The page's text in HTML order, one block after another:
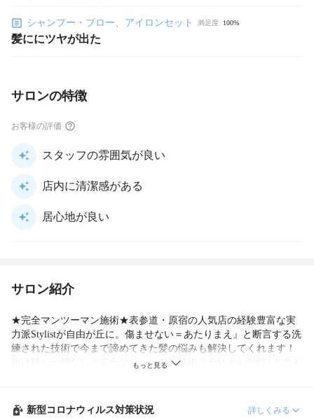
シャンプー・ブロー、アイロンセット 満足度 100%
髪ににツヤが出た
サロンの特徴
お客様の評価
スタッフの雰囲気が良い
店内に清潔感がある
居心地が良い
サロン紹介
★完全マンツーマン施術★表参道・原宿の人気店の経験豊富な実
力派Stylistが自由が丘に。傷ませない＝あたりまえ』と断言する洗
練された技術で今まで諦めてきた髪の悩みも解決してくれます！
掛け持ち一切なしの完全マンツーマン施術☆全Stylist10年以上のキ
新型コロナウィルス対策状況
詳しくみる